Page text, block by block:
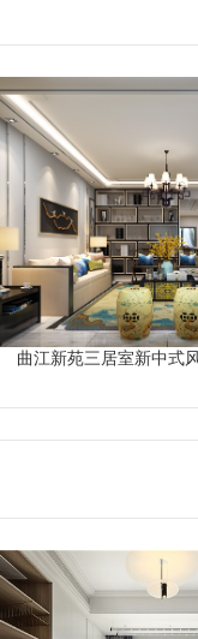
曲江新苑三居室新中式